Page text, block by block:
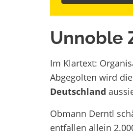
Unnoble
Im Klartext:
Abgegolten wird
Deutschland
Obmann Derntl
entfallen allein